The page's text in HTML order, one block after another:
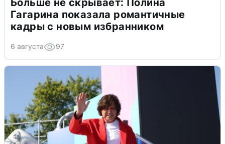
Гагарина показала романтичные
кадры с новым избранником
6 августа 97